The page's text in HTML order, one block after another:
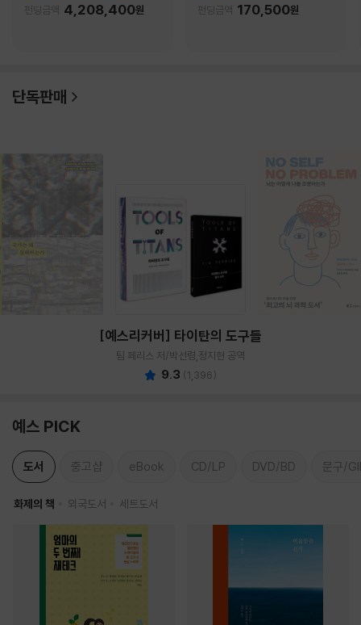
펀딩금액 4,208,400원 펀딩금액 170,500원
단독판매
[예스리커버] 타이탄의 도구들
팀 페리스 저/박선령,정지현 공역
9.3 (1,396)
예스 PICK
도서 중고샵 eBook CD/LP DVD/BD 문구/
화제의 책 외국도서 세트도서